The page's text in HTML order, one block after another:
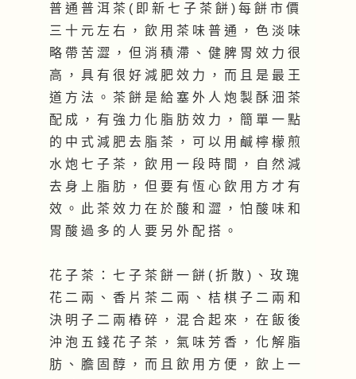
普 通 普 洱 茶 ( 即 新 七 子 茶 餅 ) 每 餅 市 價
三 十 元 左 右 ， 飲 用 茶 味 普 通 ， 色 淡 味
略 帶 苦 澀 ， 但 消 積 滯 、 健 脾 胃 效 力 很
高 ， 具 有 很 好 減 肥 效 力 ， 而 且 是 最 王
道 方 法 。 茶 餅 是 給 塞 外 人 炮 製 酥 沺 茶
配 成 ， 有 強 力 化 脂 肪 效 力 ， 簡 單 一 點
的 中 式 減 肥 去 脂 茶 ， 可 以 用 鹹 檸 檬 煎
水 炮 七 子 茶 ， 飲 用 一 段 時 間 ， 自 然 減
去 身 上 脂 肪 ， 但 要 有 恆 心 飲 用 方 才 有
效 。 此 茶 效 力 在 於 酸 和 澀 ， 怕 酸 味 和
胃 酸 過 多 的 人 要 另 外 配 搭 。
花 子 茶 ： 七 子 茶 餅 一 餅 ( 折 散 ) 、 玫 瑰
花 二 兩 、 香 片 茶 二 兩 、 桔 棋 子 二 兩 和
決 明 子 二 兩 樁 碎 ， 混 合 起 來 ， 在 飯 後
沖 泡 五 錢 花 子 茶 ， 氣 味 芳 香 ， 化 解 脂
肪 、 膽 固 醇 ， 而 且 飲 用 方 便 ， 飲 上 一